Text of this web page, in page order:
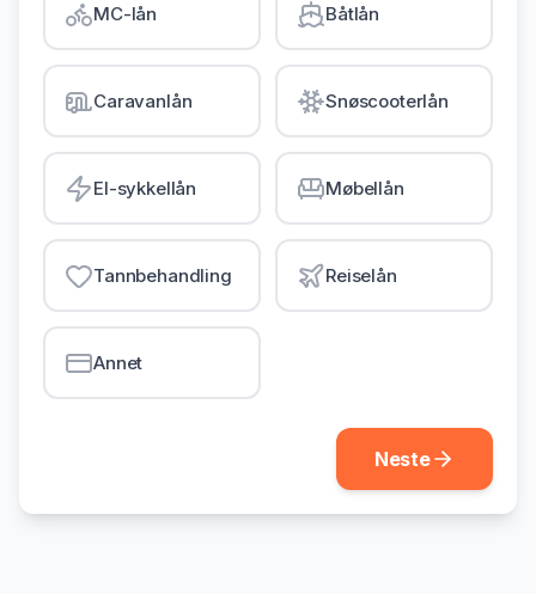
Gjeldsordning
Inkassohjelp
LÅN & KREDITT
Smålån
Lån uten sikkerhet
Kredittkort
Lån på dagen
MC-lån Båtlån
Caravanlån Snøscooterlån
El-sykkellån Møbellån
Tannbehandling Reiselån
Annet
Neste